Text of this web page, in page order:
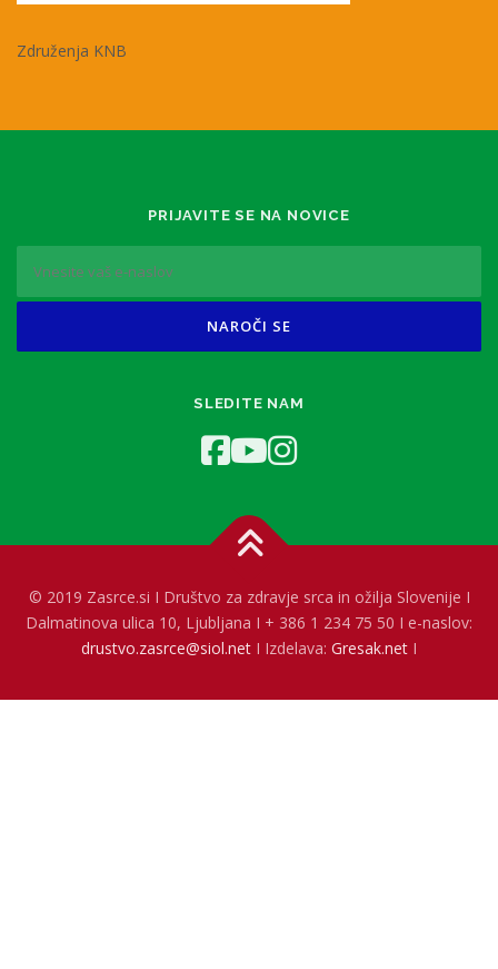
Združenja KNB
PRIJAVITE SE NA NOVICE
SLEDITE NAM
© 2019 Zasrce.si I Društvo za zdravje srca in ožilja Slovenije I
Dalmatinova ulica 10, Ljubljana I + 386 1 234 75 50 I e-naslov:
drustvo.zasrce@siol.net I Izdelava: Gresak.net I